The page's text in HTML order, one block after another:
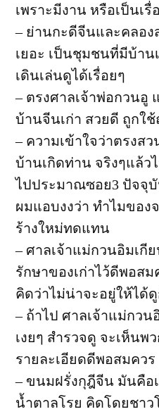
เพราะมีงาน หรือเป็นเรื่
– ย่านกะดีจีนและคลอง
เยอะ เป็นชุมชนที่มีบ้าน
เดินเล่นดูได้เรื่อยๆ
– ตรงศาลเจ้าพ่อกวนอู
บ้านจีนเก่า สวยดี ถูกใช้
– ความเข้าใจว่าตรงส
บ้านเกิดท่าน จริงๆแล้ว
ไปประมาณซอย3 ปัจจุ
ผมแอบงงว่า ทำไมของ
ร้างใหม่ทดแทน
– ศาลเจ้าแม่กวนอิมเกี
รักษาของเก่าไว้ดีพอส
คิดว่าไม่น่าจะอยู่ให้ได้
– ถ้าไป ศาลเจ้าแม่กวน
เงยๆ สำรวจดู จะเห็นพ
รายละเอียดดีพอสมควร
– ขนมฝรั่งกุฎีจีน มันคือ
น้ำตาลโรย คิดโดยชาว